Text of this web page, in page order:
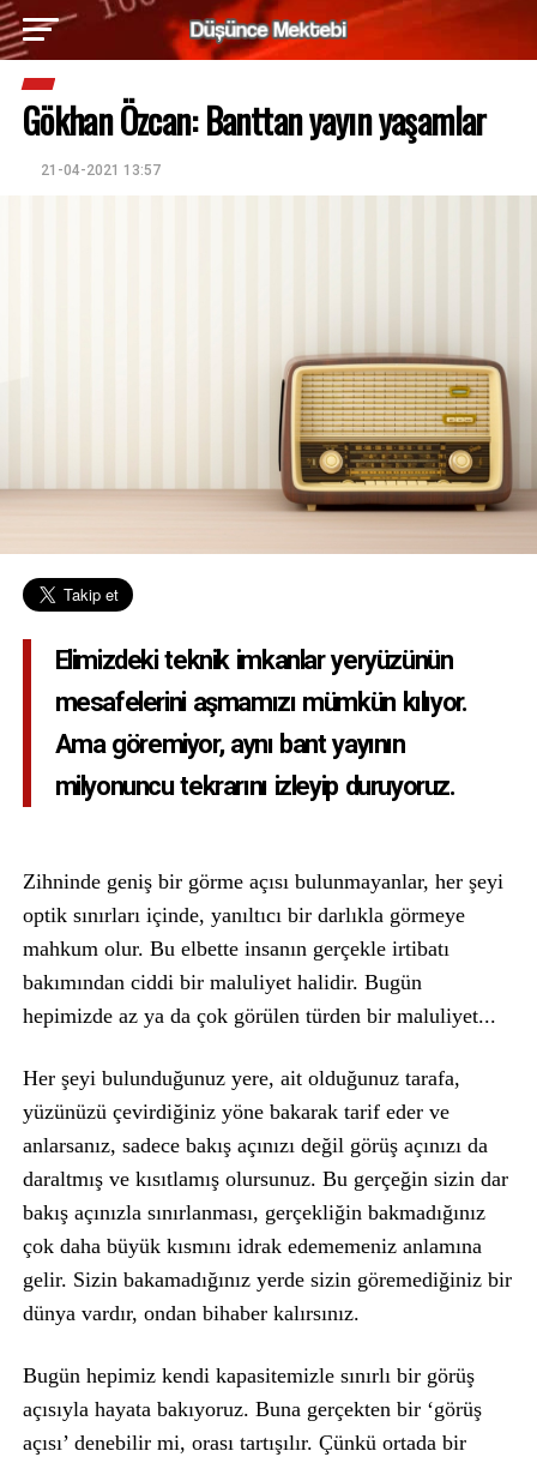
Gökhan Özcan: Banttan yayın yaşamlar
21-04-2021 13:57
Elimizdeki teknik imkanlar yeryüzünün
mesafelerini aşmamızı mümkün kılıyor.
Ama göremiyor, aynı bant yayının
milyonuncu tekrarını izleyip duruyoruz.
Zihninde geniş bir görme açısı bulunmayanlar, her şeyi
optik sınırları içinde, yanıltıcı bir darlıkla görmeye
mahkum olur. Bu elbette insanın gerçekle irtibatı
bakımından ciddi bir maluliyet halidir. Bugün
hepimizde az ya da çok görülen türden bir maluliyet...
Her şeyi bulunduğunuz yere, ait olduğunuz tarafa,
yüzünüzü çevirdiğiniz yöne bakarak tarif eder ve
anlarsanız, sadece bakış açınızı değil görüş açınızı da
daraltmış ve kısıtlamış olursunuz. Bu gerçeğin sizin dar
bakış açınızla sınırlanması, gerçekliğin bakmadığınız
çok daha büyük kısmını idrak edememeniz anlamına
gelir. Sizin bakamadığınız yerde sizin göremediğiniz bir
dünya vardır, ondan bihaber kalırsınız.
Bugün hepimiz kendi kapasitemizle sınırlı bir görüş
açısıyla hayata bakıyoruz. Buna gerçekten bir ‘görüş
açısı’ denebilir mi, orası tartışılır. Çünkü ortada bir